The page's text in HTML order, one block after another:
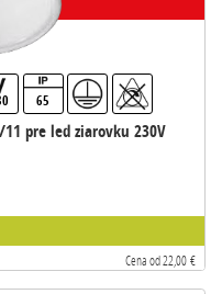
65
11 pre led ziarovku 230V
Cena od 22,00 €